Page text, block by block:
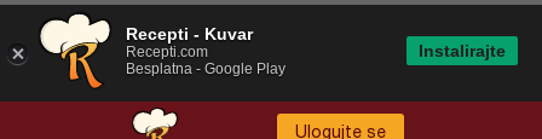
Ulogujte se
Recepti - Kuvar
Recepti.com
Besplatna - Google Play
Instalirajte